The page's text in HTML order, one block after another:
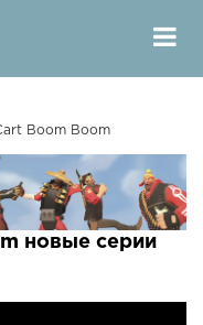
Boom Boom
новые серии